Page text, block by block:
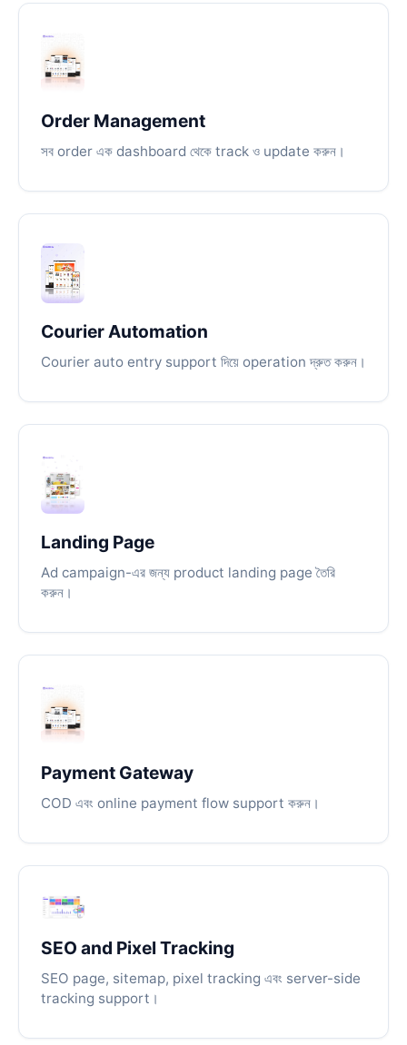
Order Management
সব order এক dashboard থেকে track ও update করুন।
Courier Automation
Courier auto entry support দিয়ে operation দ্রুত করুন।
Landing Page
Ad campaign-এর জন্য product landing page তৈরি
করুন।
Payment Gateway
COD এবং online payment flow support করুন।
SEO and Pixel Tracking
SEO page, sitemap, pixel tracking এবং server-side
tracking support।